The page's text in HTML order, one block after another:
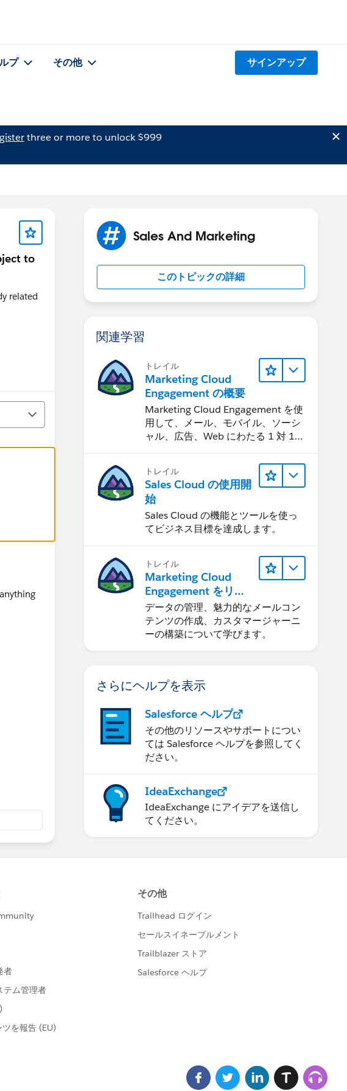
プ その他 サインアップ
three or more to unlock $999
to
related
Sales And Marketing
このトピックの詳細
関連学習
トレイル
Marketing Cloud
Engagement の概要
Marketing Cloud Engagement を使
用して、メール、モバイル、ソーシ
ャル、広告、Web にわたる 1 対 1
トレイル
Sales Cloud の使用開
始
Sales Cloud の機能とツールを使っ
てビジネス目標を達成します。
トレイル
Marketing Cloud
Engagement をリリ
ースする
データの管理、魅力的なメールコン
テンツの作成、カスタマージャーニ
ーの構築について学びます。
さらにヘルプを表示
Salesforce ヘルプ
その他のリソースやサポートについ
ては Salesforce ヘルプを参照してく
ださい。
IdeaExchange
IdeaExchange にアイデアを送信し
てください。